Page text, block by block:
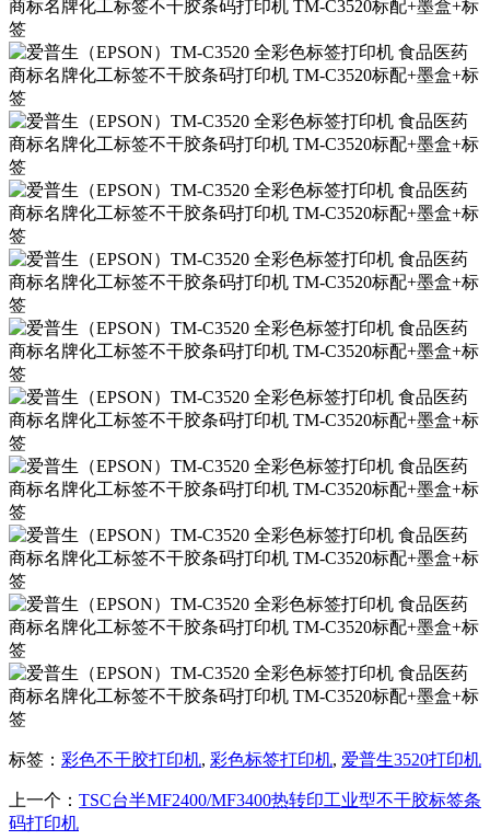
标签： 彩色不干胶打印机, 彩色标签打印机, 爱普生3520打印机
上一个： TSC台半MF2400/MF3400热转印工业型不干胶标签条
码打印机